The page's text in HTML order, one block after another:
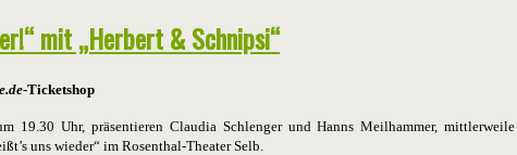
mit „Herbert & Schnipsi“
-Ticketshop
19.30 Uhr, präsentieren Claudia Schlenger und Hanns Meilhammer,
uns wieder“ im Rosenthal-Theater Selb.